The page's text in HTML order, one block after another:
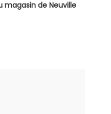
magasin de Neuville